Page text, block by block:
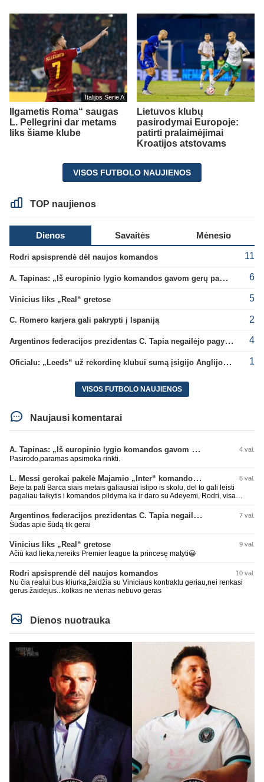
Italijos Serie A
Ilgametis Roma“ saugas
L. Pellegrini dar metams
liks šiame klube
Lietuvos klubų
pasirodymai Europoje:
patirti pralaimėjimai
Kroatijos atstovams
VISOS FUTBOLO NAUJIENOS
TOP naujienos
Dienos Savaitės Mėnesio
Rodri apsisprendė dėl naujos komandos 11
A. Tapinas: „Iš europinio lygio komandos gavom gerų pamokų“ 6
Vinicius liks „Real“ gretose 5
C. Romero karjera gali pakrypti į Ispaniją 2
Argentinos federacijos prezidentas C. Tapia negailėjo pagyrų G. Infantino 4
Oficialu: „Leeds“ už rekordinę klubui sumą įsigijo Anglijos rinktinės vartininką 1
VISOS FUTBOLO NAUJIENOS
Naujausi komentarai
A. Tapinas: „Iš europinio lygio komandos gavom gerų pamokų“ 4 val.
Pasirodo,paramas apsimoka rinkti.
L. Messi gerokai pakėlė Majamio „Inter“ komandos vertę 6 val.
Beje ta pati Barca siais metais galiausiai islipo is skolu, del to gali leisti
pagaliau taikytis i komandos pildyma ka ir daro su Adeyemi, Rodri, visa
Argentinos federacijos prezidentas C. Tapia negailėjo pagyrų G. Infantino 7 val.
Šūdas apie šūdą tik gerai
Vinicius liks „Real“ gretose 9 val.
Ačiū kad lieka,nereiks Premier league ta princesę matyti😀
Rodri apsisprendė dėl naujos komandos 10 val.
Nu čia realui bus kliurka,žaidžia su Viniciaus kontraktu geriau,nei renkasi
gerus žaidėjus...kolkas ne vienas nebuvo geras
Dienos nuotrauka